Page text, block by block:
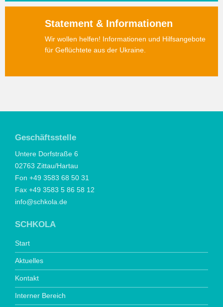
Statement & Informationen
Wir wollen helfen! Informationen und Hilfsangebote
für Geflüchtete aus der Ukraine.
Geschäftsstelle
Untere Dorfstraße 6
02763 Zittau/Hartau
Fon +49 3583 68 50 31
Fax +49 3583 5 86 58 12
info@schkola.de
SCHKOLA
Start
Aktuelles
Kontakt
Interner Bereich